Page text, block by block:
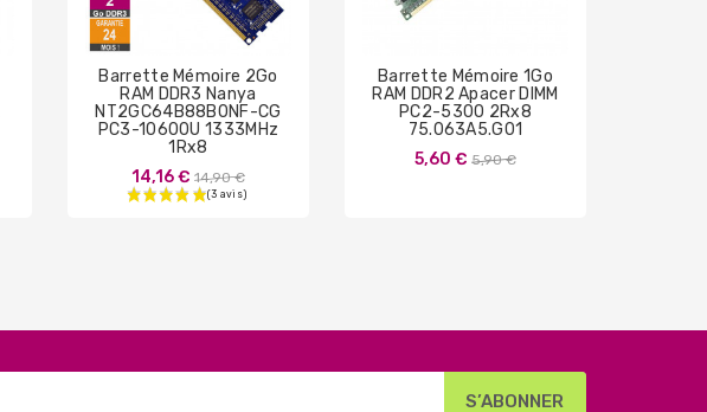
Barrette Mémoire 2Go
RAM DDR3 Nanya
NT2GC64B88B0NF-CG
PC3-10600U 1333MHz
1Rx8
14,16 € Prix
de
14,90 €
Barrette Mémoire 1Go
RAM DDR2 Apacer DIMM
PC2-5300 2Rx8
75.063A5.G01
5,60 € Prix
5,90 €